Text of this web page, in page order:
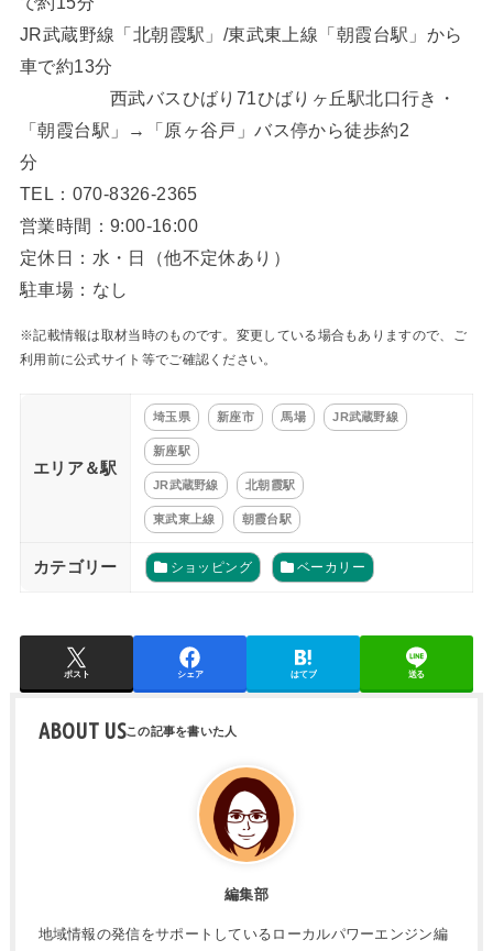
JR武蔵野線「北朝霞駅」/東武東上線「朝霞台駅」から
車で約13分
西武バスひばり71ひばりヶ丘駅北口行き・
「朝霞台駅」→「原ヶ谷戸」バス停から徒歩約2
分
TEL：070-8326-2365
営業時間：9:00-16:00
定休日：水・日（他不定休あり）
駐車場：なし
※記載情報は取材当時のものです。変更している場合もありますので、ご
利用前に公式サイト等でご確認ください。
エリア＆駅
埼玉県 新座市 馬場 JR武蔵野線
新座駅
JR武蔵野線 北朝霞駅
東武東上線 朝霞台駅
カテゴリー ショッピング ベーカリー
ポスト シェア はてブ 送る
ABOUT US
編集部
地域情報の発信をサポートしているローカルパワーエンジン編